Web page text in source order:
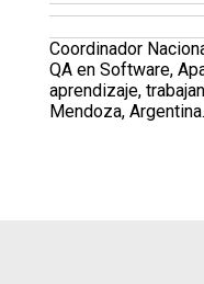
Coordinador
QA en Software,
aprendizaje,
Mendoza, Argentina.